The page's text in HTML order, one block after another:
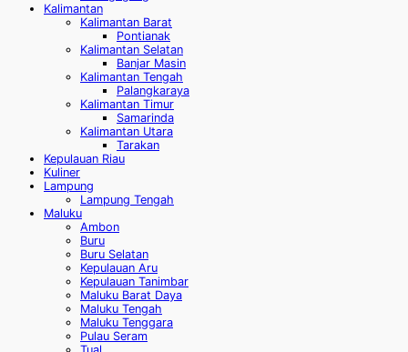
Kalimantan
Kalimantan Barat
Pontianak
Kalimantan Selatan
Banjar Masin
Kalimantan Tengah
Palangkaraya
Kalimantan Timur
Samarinda
Kalimantan Utara
Tarakan
Kepulauan Riau
Kuliner
Lampung
Lampung Tengah
Maluku
Ambon
Buru
Buru Selatan
Kepulauan Aru
Kepulauan Tanimbar
Maluku Barat Daya
Maluku Tengah
Maluku Tenggara
Pulau Seram